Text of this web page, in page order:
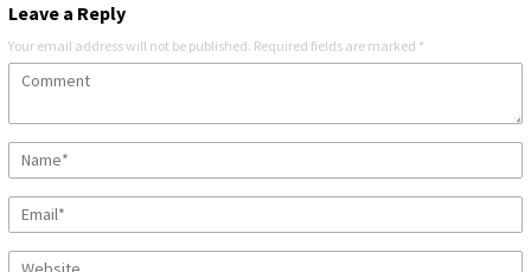
Leave a Reply
Your email address will not be published. Required fields are marked *